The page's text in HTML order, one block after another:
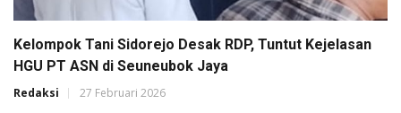
Kelompok Tani Sidorejo Desak RDP, Tuntut Kejelasan
HGU PT ASN di Seuneubok Jaya
Redaksi 27 Februari 2026